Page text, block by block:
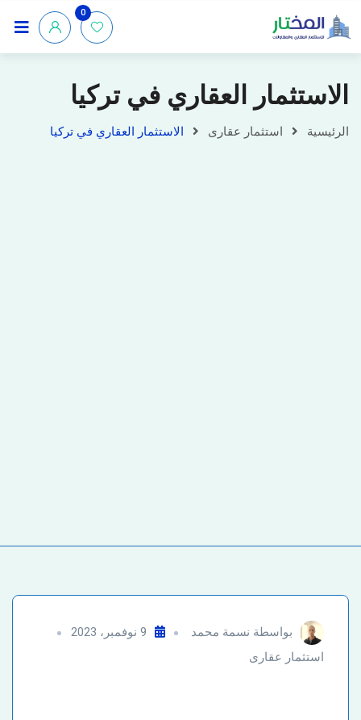
0
الاستثمار العقاري في تركيا
الرئيسية استثمار عقارى الاستثمار العقاري في تركيا
بواسطة نسمة محمد
9 نوفمبر، 2023
استثمار عقارى